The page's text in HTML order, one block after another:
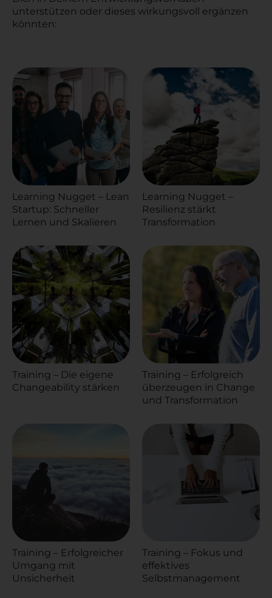
unterstützen oder dieses wirkungsvoll ergänzen
könnten:
Learning Nugget – Lean
Startup: Schneller
Lernen und Skalieren
Learning Nugget –
Resilienz stärkt
Transformation
Training – Die eigene
Changeability stärken
Training – Erfolgreich
überzeugen in Change
und Transformation
Training – Erfolgreicher
Umgang mit
Unsicherheit
Training – Fokus und
effektives
Selbstmanagement